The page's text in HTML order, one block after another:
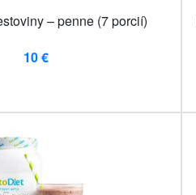
– penne (7 porcií)
10 €